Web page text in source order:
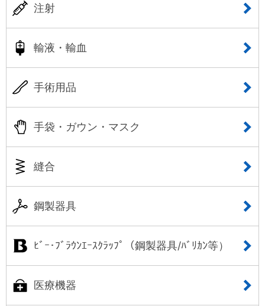
注射
輸液・輸血
手術用品
手袋・ガウン・マスク
縫合
鋼製器具
ﾋﾞｰ･ﾌﾞﾗｳﾝｴｰｽｸﾗｯﾌﾟ（鋼製器具/ﾊﾞﾘｶﾝ等）
医療機器